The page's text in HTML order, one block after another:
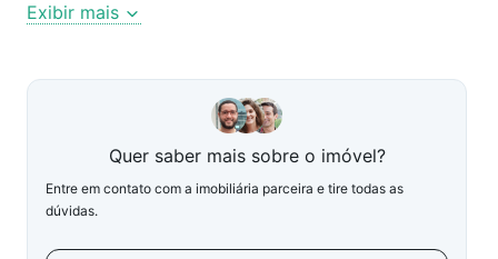
Exibir mais
Quer saber mais sobre o imóvel?
Entre em contato com a imobiliária parceira e tire todas as
dúvidas.